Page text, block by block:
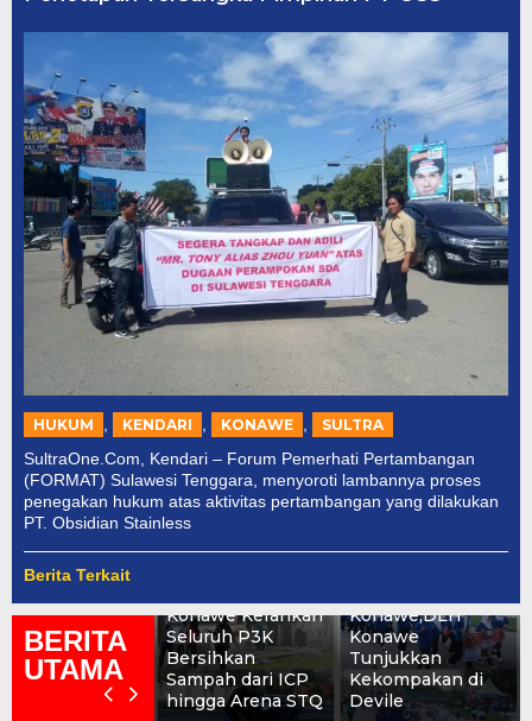
HUKUM KENDARI KONAWE SULTRA
SultraOne.Com, Kendari – Forum Pemerhati Pertambangan
(FORMAT) Sulawesi Tenggara, menyoroti lambannya proses
penegakan hukum atas aktivitas pertambangan yang dilakukan
PT. Obsidian Stainless
Berita Terkait
BERITA
UTAMA
Sampah
Berserakan Usai
Konawe Kerahkan
Seluruh P3K
Bersihkan
Sampah dari ICP
hingga Arena STQ
Semarak
Konawe,DLH
Konawe
Tunjukkan
Kekompakan di
Devile